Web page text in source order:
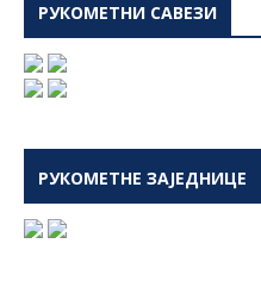
РУКОМЕТНИ САВЕЗИ
РУКОМЕТНЕ ЗАЈЕДНИЦЕ